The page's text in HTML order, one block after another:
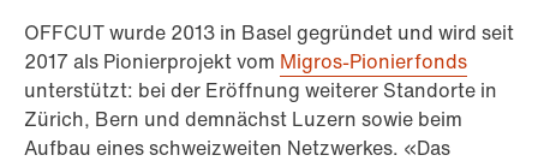
OFFCUT wurde 2013 in Basel gegründet und wird seit
2017 als Pionierprojekt vom Migros-Pionierfonds
unterstützt: bei der Eröffnung weiterer Standorte in
Zürich, Bern und demnächst Luzern sowie beim
Aufbau eines schweizweiten Netzwerkes. «Das